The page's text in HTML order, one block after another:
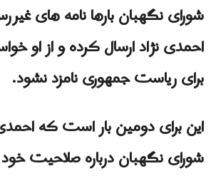
شورای نگهبان بارها نامه های
احمدی نژاد ارسال کرده و از او
برای ریاست جمهوری نامزد نشود.
این برای دومین بار است که
شورای نگهبان درباره صلاحیت